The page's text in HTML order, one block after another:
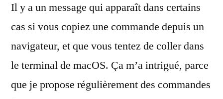
Il y a un message qui apparaît dans certains
cas si vous copiez une commande depuis un
navigateur, et que vous tentez de coller dans
le terminal de macOS. Ça m’a intrigué, parce
que je propose régulièrement des commandes